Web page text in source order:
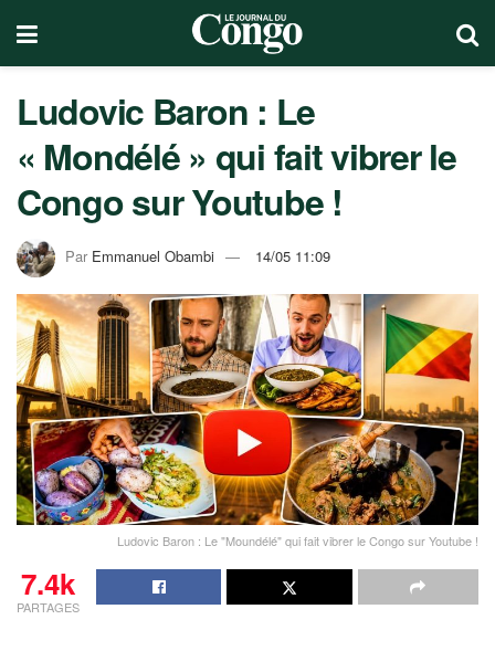
Ludovic Baron : Le
« Mondélé » qui fait vibrer le
Congo sur Youtube !
Par Emmanuel Obambi 14/05 11:09
Ludovic Baron : Le "Moundélé" qui fait vibrer le Congo sur Youtube !
7.4k
PARTAGES